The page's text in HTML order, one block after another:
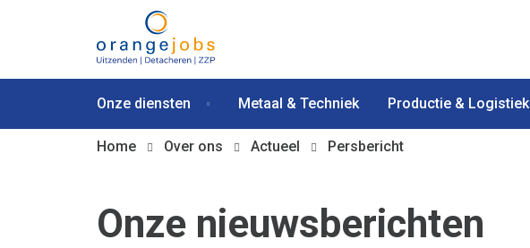
Onze diensten Metaal & Techniek Productie & Logistiek
Home Over ons Actueel Persbericht
Onze nieuwsberichten